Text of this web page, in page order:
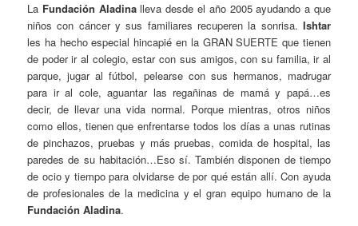
La Fundación Aladinalleva desde el año 2005 ayudando a que
niños con cáncer y sus familiares recuperen la sonrisa. Ishtar
les ha hecho especial hincapié en la GRAN SUERTE que tienen
de poder ir al colegio, estar con sus amigos, con su familia, ir al
parque, jugar al fútbol, pelearse con sus hermanos, madrugar
para ir al cole, aguantar las regañinas de mamá y papá…es
decir, de llevar una vida normal. Porque mientras, otros niños
como ellos, tienen que enfrentarse todos los días a unas rutinas
de pinchazos, pruebas y más pruebas, comida de hospital, las
paredes de su habitación…Eso sí. También disponen de tiempo
de ocio y tiempo para olvidarse de por qué están allí. Con ayuda
de profesionales de la medicina y el gran equipo humano de la
Fundación Aladina.